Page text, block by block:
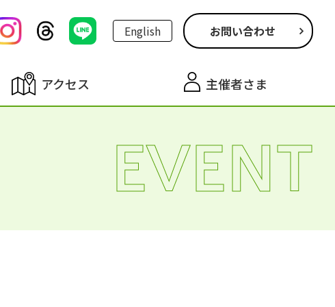
English お問い合わせ
アクセス 主催者さま
EVENT